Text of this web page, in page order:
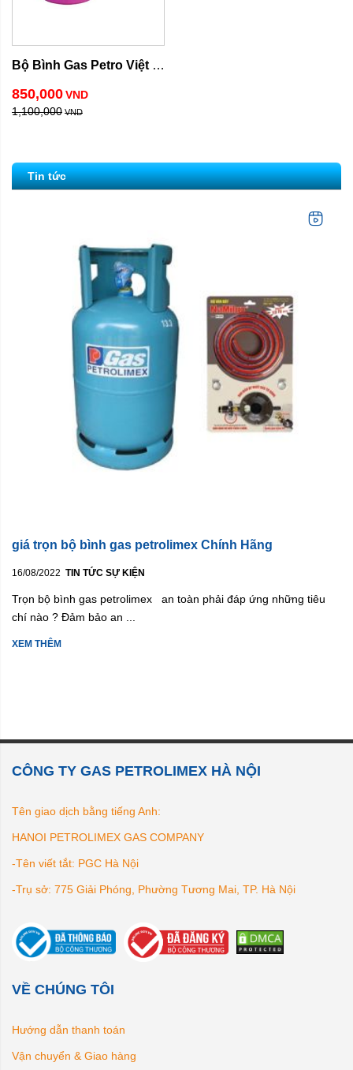
Bộ Bình Gas Petro Việt
850,000 VND
1,100,000 VND
Tin tức
giá trọn bộ bình gas petrolimex Chính Hãng
16/08/2022 TIN TỨC SỰ KIỆN
Trọn bộ bình gas petrolimex an toàn phải đáp ứng những tiêu
chí nào ? Đảm bảo an ...
XEM THÊM
CÔNG TY GAS PETROLIMEX HÀ NỘI
Tên giao dịch bằng tiếng Anh:
HANOI PETROLIMEX GAS COMPANY
-Tên viết tắt: PGC Hà Nội
-Trụ sở: 775 Giải Phóng, Phường Tương Mai, TP. Hà Nội
VỀ CHÚNG TÔI
Hướng dẫn thanh toán
Vận chuyển & Giao hàng